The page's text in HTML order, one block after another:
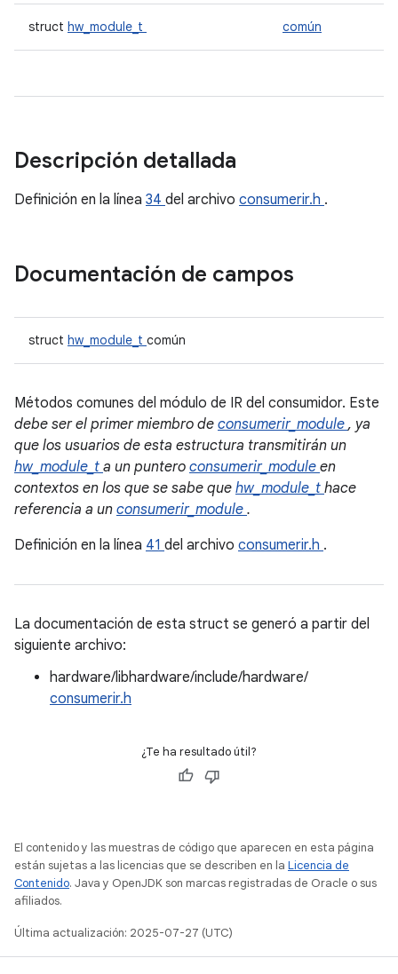
struct hw_module_t común
Descripción detallada
Definición en la línea 34 del archivo consumerir.h .
Documentación de campos
struct hw_module_t común
Métodos comunes del módulo de IR del consumidor. Este
debe ser el primer miembro de consumerir_module, ya
que los usuarios de esta estructura transmitirán un
hw_module_t a un puntero consumerir_module en
contextos en los que se sabe que hw_module_t hace
referencia a un consumerir_module .
Definición en la línea 41 del archivo consumerir.h .
La documentación de esta struct se generó a partir del
siguiente archivo:
hardware/libhardware/include/hardware/
consumerir.h
¿Te ha resultado útil?
El contenido y las muestras de código que aparecen en esta página
están sujetas a las licencias que se describen en la Licencia de
Contenido. Java y OpenJDK son marcas registradas de Oracle o sus
afiliados.
Última actualización: 2025-07-27 (UTC)